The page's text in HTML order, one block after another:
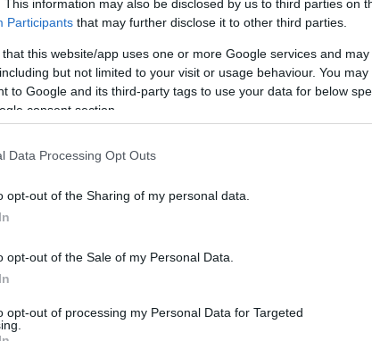
This information may also be disclosed by us to third parties on
Participants that may further disclose it to other third parties.
that this website/app uses one or more Google services and
but not limited to your visit or usage behaviour. You
to Google and its third-party tags to use your data for below
consent section.
Data Processing Opt Outs
opt-out of the Sharing of my personal data.
opt-out of the Sale of my Personal Data.
opt-out of processing my Personal Data for Targeted
Daniele Ragatzu passa al Pontendera e saluta Olbia
Pontedera e lascia Olbia, ma con una lettera saluta
la squadra, i tifosi e…
I testimoni scagionano Ragatzu: “Mai visto
aggressioni alla ex”
Ragatzu. I testimoni, quelli con i quali la presunta
vittima di violenze da parte del bianco Daniele